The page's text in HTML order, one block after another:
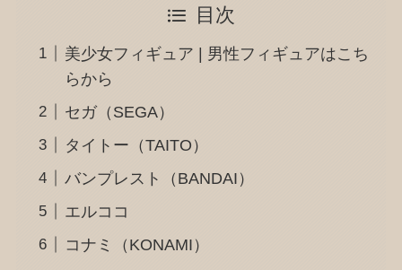
目次
美少女フィギュア | 男性フィギュアはこち
らから
セガ（SEGA）
タイトー（TAITO）
バンプレスト（BANDAI）
エルココ
コナミ（KONAMI）